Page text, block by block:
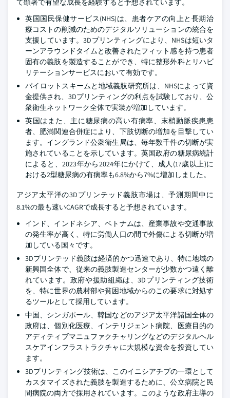
て顕著で有望な成長を経験すると予想されています。
英国国民保健サービス(NHS)は、患者ケアの向上と長期治
療コストの削減のためのデジタルソリューションの統合を
支援しています。3Dプリンティングにより、NHSは短いタ
ーンアラウンドタイムと改善されたフィット感を持つ患者
固有の義肢を製造することができ、特に整形外科とリハビ
リテーションサービスにおいて有効です。
パイロットスキームと地域義肢研究所は、NHSによって資
金提供され、3Dプリンティングの利点を試験しており、公
衆衛生ネットワーク全体で実装が増加しています。
英国はまた、主に糖尿病の高い有病率、末梢動脈疾患患
者、肥満関連合併症により、下肢切断の増加を目撃してい
ます。イングランド公衆衛生局は、毎年数千件の切断が実
施されていることを示しています。英国政府の糖尿病統計
によると、2023年から2024年にかけて、成人(17歳以上)に
おける2型糖尿病の有病率も6.8%から7%に増加しました。
アジア太平洋の3Dプリンテッド義肢市場は、予測期間中に
8.1%の最も速いCAGRで成長すると予想されています。
インド、インドネシア、ベトナムは、産業事故や交通事故
の発生率が高く、特に労働人口の間で外傷による切断が増
加している国々です。
3Dプリンテッド義肢は経済的かつ迅速であり、特に地域の
新興国全体で、従来の義肢製造センターが少数かつ遠く離
れています。政府や援助組織は、3Dプリンティング技術
を、特に世界の農村部や貧困地域からのこの要求に対処す
るツールとして採用しています。
中国、シンガポール、韓国などのアジア太平洋諸国全体の
政府は、個別化医療、インテリジェント病院、医療目的の
アディティブマニュファクチャリングなどのデジタルヘル
スケアインフラストラクチャに大規模な資金を投資してい
ます。
3Dプリンティング技術は、このイニシアチブの一環として
カスタマイズされた義肢を製造するために、公立病院と民
間病院の両方で採用されています。このような政府主導の